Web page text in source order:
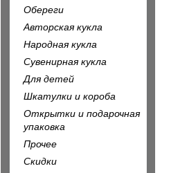
Обереги
Авторская кукла
Народная кукла
Сувенирная кукла
Для детей
Шкатулки и короба
Открытки и подарочная
упаковка
Прочее
Скидки